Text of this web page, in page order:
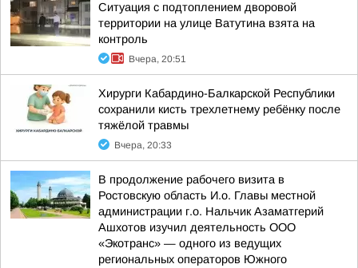
Ситуация с подтоплением дворовой
территории на улице Ватутина взята на
контроль
Вчера, 20:51
Хирурги Кабардино-Балкарской Республики
сохранили кисть трехлетнему ребёнку после
тяжёлой травмы
Вчера, 20:33
В продолжение рабочего визита в
Ростовскую область И.о. Главы местной
администрации г.о. Нальчик Азаматгерий
Ашхотов изучил деятельность ООО
«Экотранс» — одного из ведущих
региональных операторов Южного